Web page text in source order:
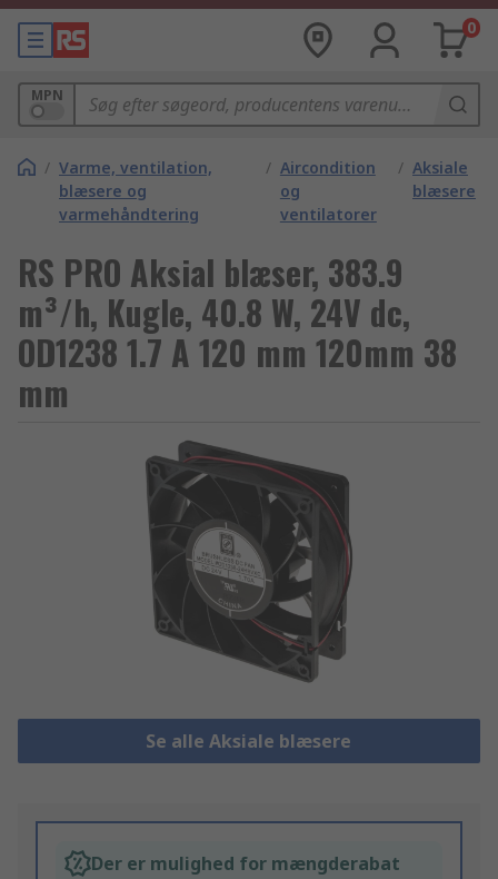
0
MPN
/ Varme, ventilation,
blæsere og
varmehåndtering
/ Aircondition
og
ventilatorer
/ Aksiale
blæsere
RS PRO Aksial blæser, 383.9
m³/h, Kugle, 40.8 W, 24V dc,
OD1238 1.7 A 120 mm 120mm 38
mm
Se alle Aksiale blæsere
Der er mulighed for mængderabat